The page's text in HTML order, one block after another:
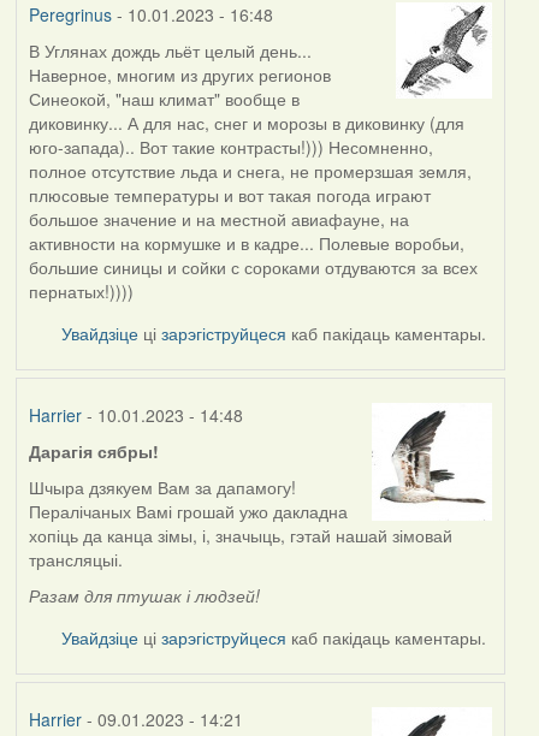
Peregrinus- 10.01.2023 - 16:48
В Углянах дождь льёт целый день...
Наверное, многим из других регионов
Синеокой, "наш климат" вообще в
диковинку... А для нас, снег и морозы в диковинку (для
юго-запада).. Вот такие контрасты!))) Несомненно,
полное отсутствие льда и снега, не промерзшая земля,
плюсовые температуры и вот такая погода играют
большое значение и на местной авиафауне, на
активности на кормушке и в кадре... Полевые воробьи,
большие синицы и сойки с сороками отдуваются за всех
пернатых!))))
Увайдзіце цізарэгіструйцеся каб пакідаць каментары.
Harrier- 10.01.2023 - 14:48
Дарагія сябры!
Шчыра дзякуем Вам за дапамогу!
Пералічаных Вамі грошай ужо дакладна
хопіць да канца зімы, і, значыць, гэтай нашай зімовай
трансляцыі.
Разам для птушак і людзей!
Увайдзіце цізарэгіструйцеся каб пакідаць каментары.
Harrier- 09.01.2023 - 14:21